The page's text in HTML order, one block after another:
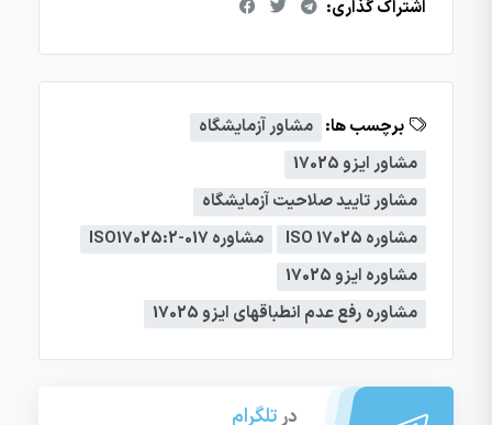
اشتراک گذاری:
برچسب ها: مشاور آزمایشگاه
مشاور ایزو 17025
مشاور تایید صلاحیت آزمایشگاه
مشاوره ISO 17025
مشاوره ISO17025:2-017
مشاوره ایزو 17025
مشاوره رفع عدم انطباقهای ایزو 17025
درتلگرام